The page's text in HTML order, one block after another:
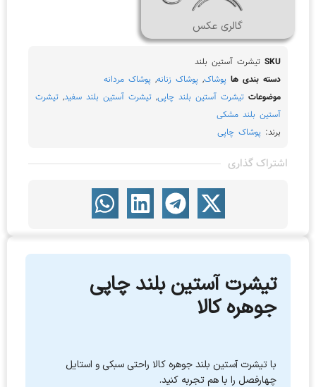
گالری عکس
SKU تیشرت آستین بلند
دسته بندی ها پوشاک, پوشاک زنانه, پوشاک مردانه
موضوعات تیشرت آستین بلند چاپی, تیشرت آستین بلند سفید, تیشرت
آستین بلند مشکی
برند: پوشاک چاپی
اشتراک گذاری
تیشرت آستین بلند چاپی
جوهره کالا
با تیشرت آستین بلند جوهره کالا راحتی سبکی و استایل
چهارفصل را با هم تجربه کنید.